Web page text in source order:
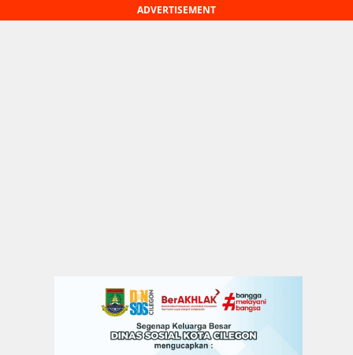
ADVERTISEMENT